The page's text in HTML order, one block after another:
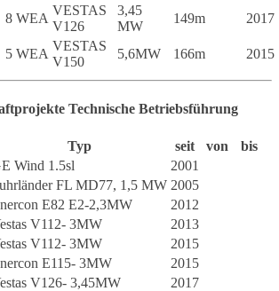
8 WEA
VESTAS
V126
3,45
MW
149m 2017
5 WEA
VESTAS
V150
5,6MW 166m 2015
Technische Betriebsführung
Typ seit von
bis
Wind 1.5sl
2001
FL MD77, 1,5 MW 2005
E82 E2-2,3MW
2012
V112- 3MW
2013
V112- 3MW
2015
E115- 3MW
2015
V126- 3,45MW
2017